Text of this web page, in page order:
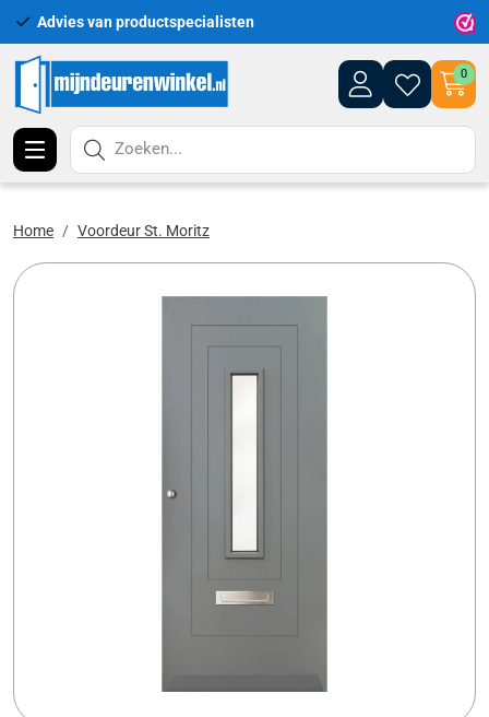
Advies van productspecialisten
0
Zoeken...
Home Voordeur St. Moritz